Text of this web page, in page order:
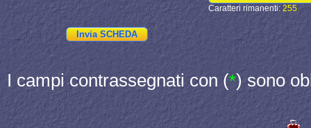
Caratteri rimanenti: 255
I campi contrassegnati con (*) sono